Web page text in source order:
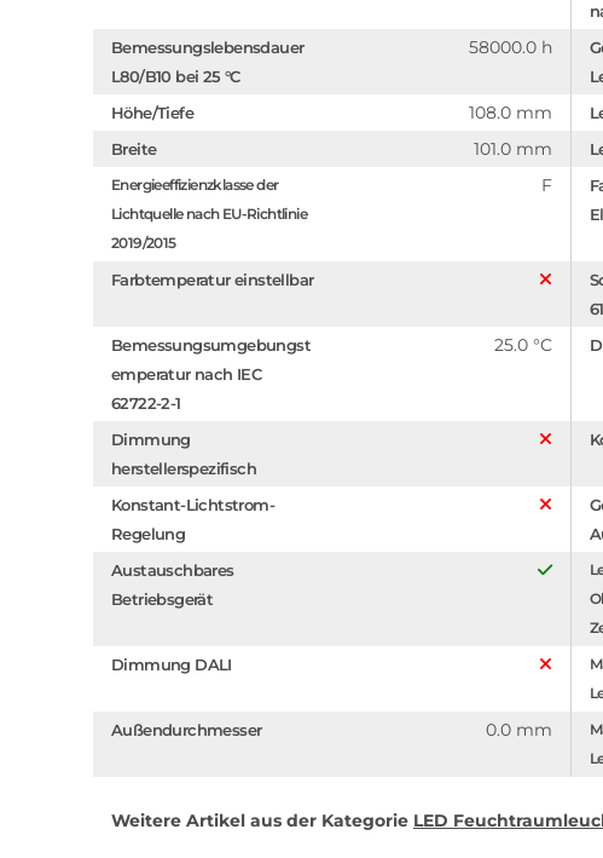
Bemessungslebensdauer
L80/B10 bei 25 °C
58000.0 h
Höhe/Tiefe 108.0 mm
Breite 101.0 mm
Energieeffizienzklasse der
Lichtquelle nach EU-Richtlinie
2019/2015
F
Farbtemperatur einstellbar
Bemessungsumgebungst
emperatur nach IEC
62722-2-1
25.0 °C
Dimmung
herstellerspezifisch
Konstant-Lichtstrom-
Regelung
Austauschbares
Betriebsgerät
Dimmung DALI
Außendurchmesser 0.0 mm
Weitere Artikel aus der Kategorie LED